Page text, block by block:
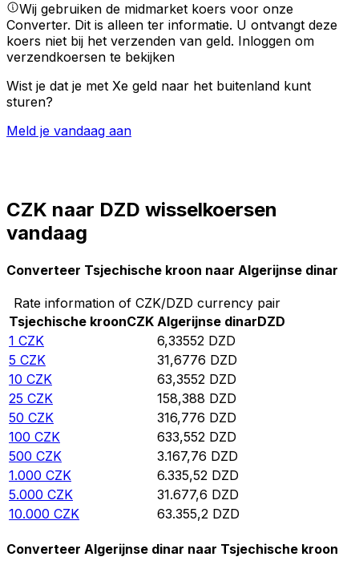
Wij gebruiken de midmarket koers voor onze
Converter. Dit is alleen ter informatie. U ontvangt deze
koers niet bij het verzenden van geld. Inloggen om
verzendkoersen te bekijken
Wist je dat je met Xe geld naar het buitenland kunt
sturen?
Meld je vandaag aan
CZK naar DZD wisselkoersen
vandaag
Converteer Tsjechische kroon naar Algerijnse dinar
Rate information of CZK/DZD currency pair
Tsjechische kroonCZK Algerijnse dinarDZD
1 CZK 6,33552 DZD
5 CZK 31,6776 DZD
10 CZK 63,3552 DZD
25 CZK 158,388 DZD
50 CZK 316,776 DZD
100 CZK 633,552 DZD
500 CZK 3.167,76 DZD
1.000 CZK 6.335,52 DZD
5.000 CZK 31.677,6 DZD
10.000 CZK 63.355,2 DZD
Converteer Algerijnse dinar naar Tsjechische kroon